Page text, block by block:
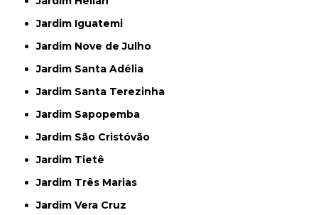
Jardim Iguatemi
Jardim Nove de Julho
Jardim Santa Adélia
Jardim Santa Terezinha
Jardim Sapopemba
Jardim São Cristóvão
Jardim Tietê
Jardim Três Marias
Jardim Vera Cruz